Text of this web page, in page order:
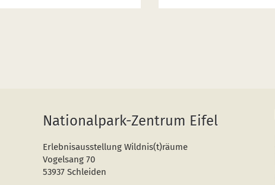
Nationalpark-Zentrum Eifel
Erlebnisausstellung Wildnis(t)räume
Vogelsang 70
53937 Schleiden